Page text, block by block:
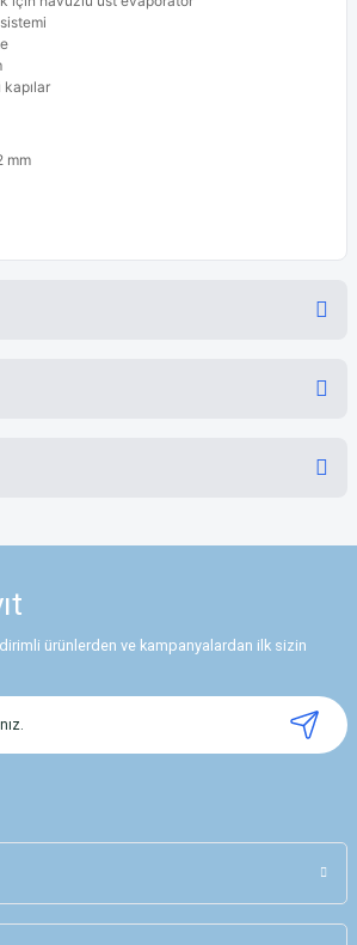
mm
teşekkür ederiz.
bozuk veya görüntülenemiyor.
eksik bilgiler bulunuyor.
bulunuyor.
alternatifler olmalı.
ürünlerden ve kampanyalardan ilk sizin